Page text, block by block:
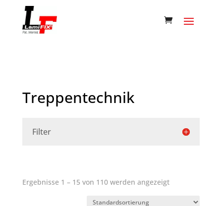
Treppentechnik
Filter
Ergebnisse 1 – 15 von 110 werden angezeigt